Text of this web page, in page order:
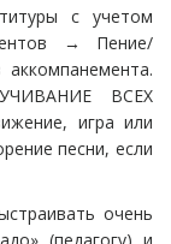
с учетом
→ Пение/
ВСЕХ
игра или
песни, если
очень